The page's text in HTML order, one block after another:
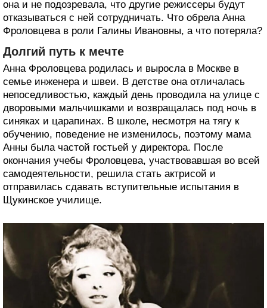
она и не подозревала, что другие режиссеры будут
отказываться с ней сотрудничать. Что обрела Анна
Фроловцева в роли Галины Ивановны, а что потеряла?
Долгий путь к мечте
Анна Фроловцева родилась и выросла в Москве в
семье инженера и швеи. В детстве она отличалась
непоседливостью, каждый день проводила на улице с
дворовыми мальчишками и возвращалась под ночь в
синяках и царапинах. В школе, несмотря на тягу к
обучению, поведение не изменилось, поэтому мама
Анны была частой гостьей у директора. После
окончания учебы Фроловцева, участвовавшая во всей
самодеятельности, решила стать актрисой и
отправилась сдавать вступительные испытания в
Щукинское училище.